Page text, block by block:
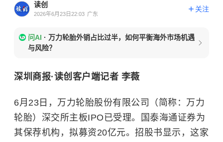
读创
2026年6月23日22:03 广东
关注
问AI · 万力轮胎外销占比过半，如何平衡海外市场机遇
与风险？
深圳商报·读创客户端记者 李薇
6月23日，万力轮胎股份有限公司（简称：万力
轮胎）深交所主板IPO已受理。国泰海通证券为
其保荐机构，拟募资20亿元。招股书显示，这家